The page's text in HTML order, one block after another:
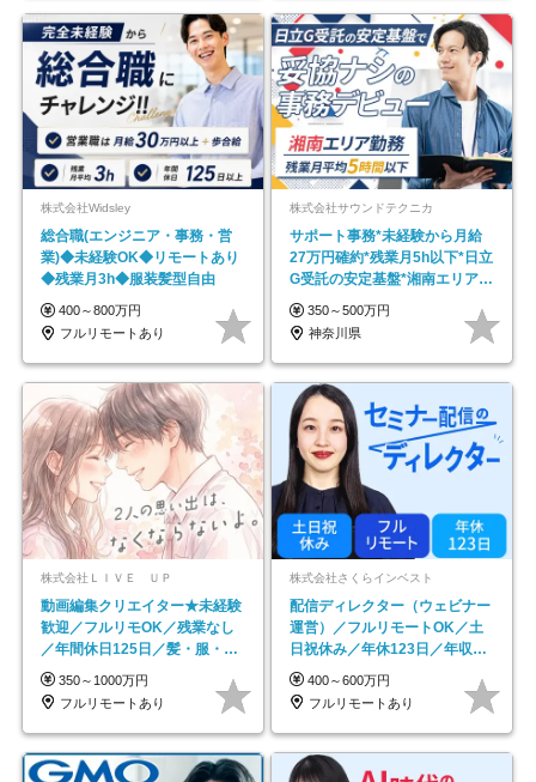
株式会社Widsley
総合職(エンジニア・事務・営
業)◆未経験OK◆リモートあり
◆残業月3h◆服装髪型自由
400～800万円
フルリモートあり
株式会社サウンドテクニカ
サポート事務*未経験から月給
27万円確約*残業月5h以下*日立
G受託の安定基盤*湘南エリア勤
務
350～500万円
神奈川県
株式会社ＬＩＶＥ ＵＰ
動画編集クリエイター★未経験
歓迎／フルリモOK／残業なし
／年間休日125日／髪・服・ネ
イル自由／研修充実で安心
350～1000万円
フルリモートあり
株式会社さくらインベスト
配信ディレクター（ウェビナー
運営）／フルリモートOK／土
日祝休み／年休123日／年収
600万円可
400～600万円
フルリモートあり